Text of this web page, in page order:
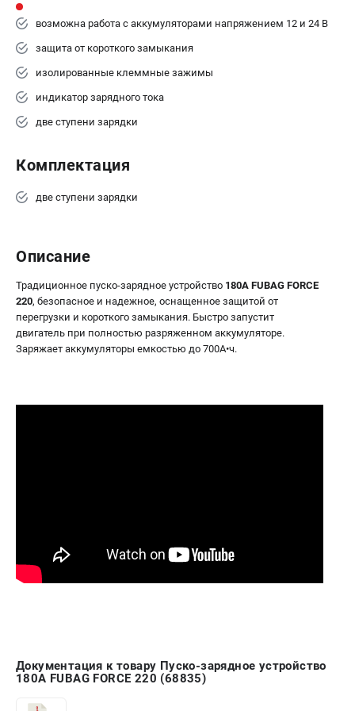
возможна работа с аккумуляторами напряжением 12 и 24 В
защита от короткого замыкания
изолированные клеммные зажимы
индикатор зарядного тока
две ступени зарядки
Комплектация
две ступени зарядки
Описание
Традиционное пуско-зарядное устройство 180А FUBAG FORCE
220, безопасное и надежное, оснащенное защитой от
перегрузки и короткого замыкания. Быстро запустит
двигатель при полностью разряженном аккумуляторе.
Заряжает аккумуляторы емкостью до 700А•ч.
Документация к товару Пуско-зарядное устройство
180А FUBAG FORCE 220 (68835)